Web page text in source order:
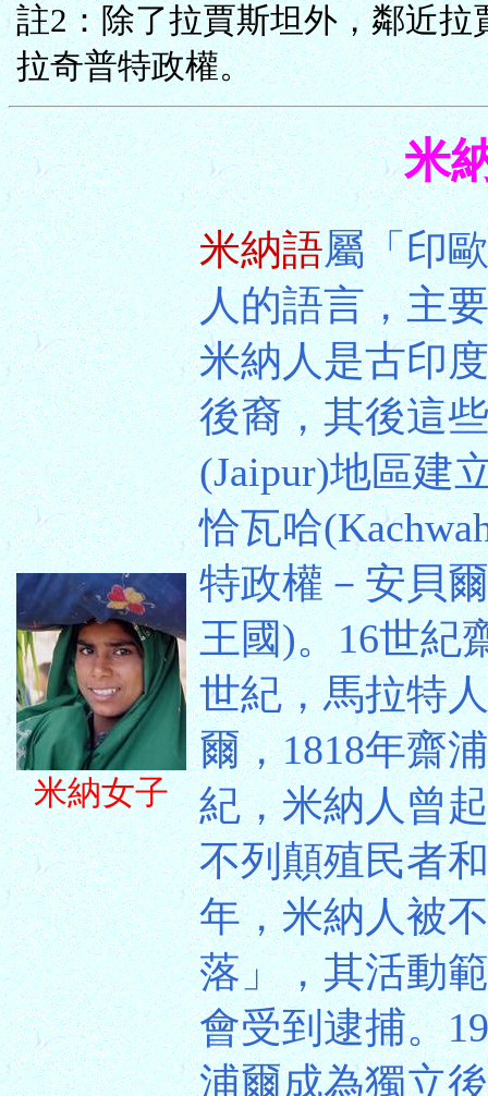
註2：除了拉賈斯坦外，鄰近
拉奇普特政權。
米
米納女子
米納語屬「印
人的語言，主
米納人是古印
後裔，其後這
(Jaipur)地區建
恰瓦哈
特政權－安貝
王國)。16世紀
世紀，馬拉特
爾，1818年齋
紀，米納人曾
不列顛殖民者
年，米納人被
落」，其活動
會受到逮捕。
浦爾成為獨立